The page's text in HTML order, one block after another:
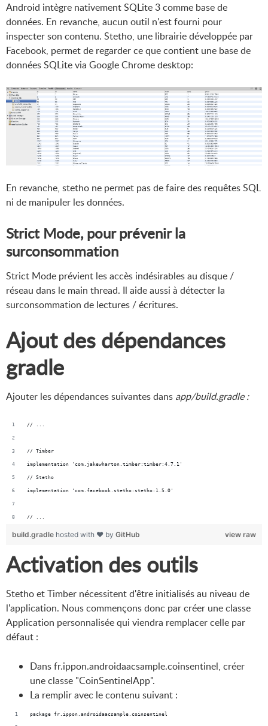
Android intègre nativement SQLite 3 comme base de
données. En revanche, aucun outil n'est fourni pour
inspecter son contenu. Stetho, une librairie développée par
Facebook, permet de regarder ce que contient une base de
données SQLite via Google Chrome desktop:
En revanche, stetho ne permet pas de faire des requêtes SQL
ni de manipuler les données.
Strict Mode, pour prévenir la
surconsommation
Strict Mode prévient les accès indésirables au disque /
réseau dans le main thread. Il aide aussi à détecter la
surconsommation de lectures / écritures.
Ajout des dépendances
gradle
Ajouter les dépendances suivantes dans app/build.gradle :
// ...
// Timber
implementation 'com.jakewharton.timber:timber:4.7.1'
// Stetho
implementation 'com.facebook.stetho:stetho:1.5.0'
// ...
view raw
build.gradle hosted with ❤ by GitHub
Activation des outils
Stetho et Timber nécessitent d'être initialisés au niveau de
l'application. Nous commençons donc par créer une classe
Application personnalisée qui viendra remplacer celle par
défaut :
Dans fr.ippon.androidaacsample.coinsentinel, créer
une classe "CoinSentinelApp".
La remplir avec le contenu suivant :
package fr.ippon.androidaacsample.coinsentinel